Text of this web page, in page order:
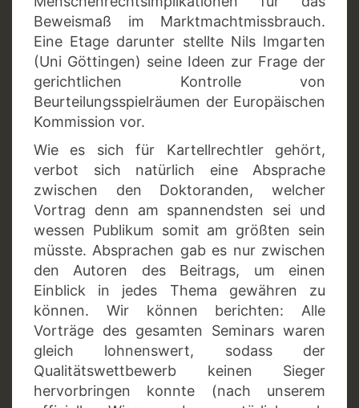
Beweismaß im Marktmachtmissbrauch.
Eine Etage darunter stellte Nils Imgarten
(Uni Göttingen) seine Ideen zur Frage der
gerichtlichen Kontrolle von
Beurteilungsspielräumen der Europäischen
Kommission vor.
Wie es sich für Kartellrechtler gehört,
verbot sich natürlich eine Absprache
zwischen den Doktoranden, welcher
Vortrag denn am spannendsten sei und
wessen Publikum somit am größten sein
müsste. Absprachen gab es nur zwischen
den Autoren des Beitrags, um einen
Einblick in jedes Thema gewähren zu
können. Wir können berichten: Alle
Vorträge des gesamten Seminars waren
gleich lohnenswert, sodass der
Qualitätswettbewerb keinen Sieger
hervorbringen konnte (nach unserem